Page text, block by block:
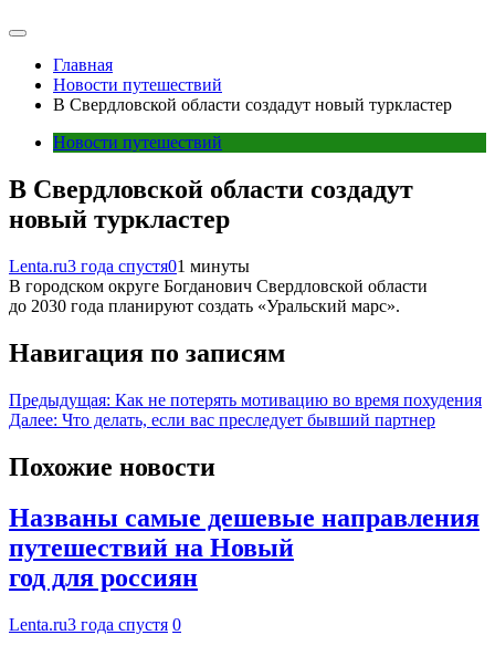
Главная
Новости путешествий
В Свердловской области создадут новый туркластер
Новости путешествий
В Свердловской области создадут
новый туркластер
Lenta.ru3 года спустя01 минуты
В городском округе Богданович Свердловской области
до 2030 года планируют создать «Уральский марс».
Навигация по записям
Предыдущая: Как не потерять мотивацию во время похудения
Далее: Что делать, если вас преследует бывший партнер
Похожие новости
Названы самые дешевые направления
путешествий на Новый
год для россиян
Lenta.ru3 года спустя 0